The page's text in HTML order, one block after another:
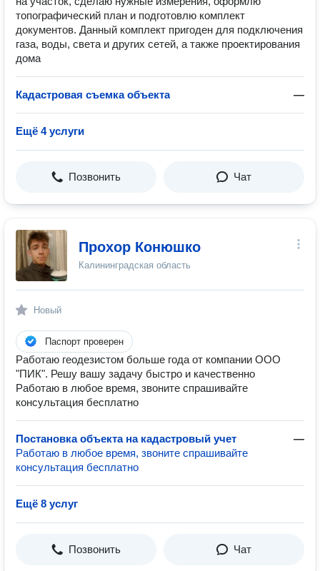
топографический план и подготовлю комплект
документов. Данный комплект пригоден для подключения
газа, воды, света и других сетей, а также проектирования
дома
Кадастровая съемка объекта —
Ещё 4 услуги
Позвонить Чат
Прохор Конюшко
Калининградская область
Новый
Паспорт проверен
Работаю геодезистом больше года от компании ООО
"ПИК". Решу вашу задачу быстро и качественно
Работаю в любое время, звоните спрашивайте
консультация бесплатно
Постановка объекта на кадастровый учет
—
Работаю в любое время, звоните спрашивайте
консультация бесплатно
Ещё 8 услуг
Позвонить Чат